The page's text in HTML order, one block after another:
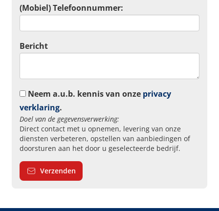
(Mobiel) Telefoonnummer:
Bericht
Neem a.u.b. kennis van onze privacy
verklaring.
Doel van de gegevensverwerking:
Direct contact met u opnemen, levering van onze
diensten verbeteren, opstellen van aanbiedingen of
doorsturen aan het door u geselecteerde bedrijf.
Verzenden